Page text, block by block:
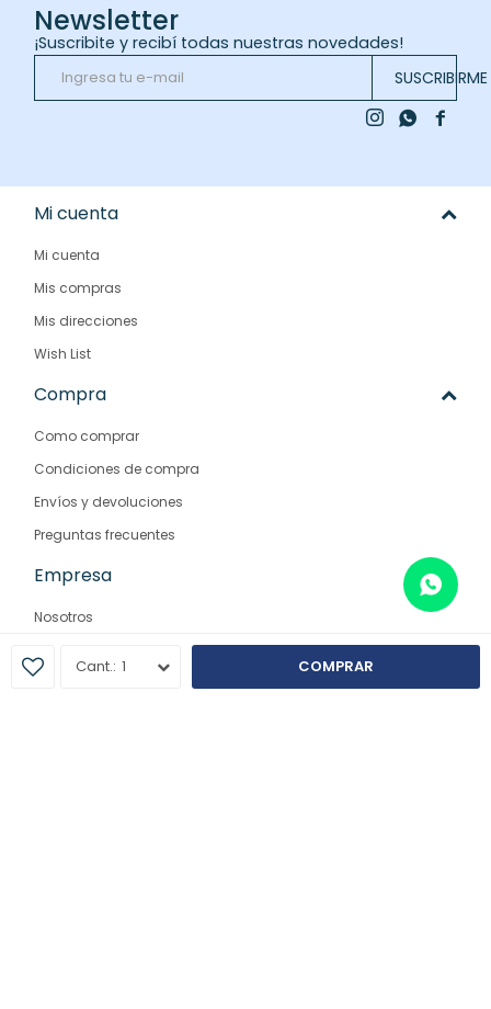
1 COMPRAR
Newsletter
¡Suscribite y recibí todas nuestras novedades!
SUSCRIBIRME

 
Mi cuenta
Mi cuenta
Mis compras
Mis direcciones
Wish List
Compra
Como comprar
Condiciones de compra
Envíos y devoluciones
Preguntas frecuentes
Empresa
Nosotros